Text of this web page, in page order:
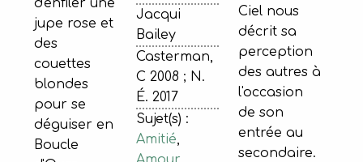
Jacqui
Bailey
Casterman,
C 2008 ; N.
É. 2017
Sujet(s) :
Amitié
d'enfiler une
jupe rose et
des
couettes
blondes
pour se
déguiser en
Boucle
Ciel nous
décrit sa
perception
des autres à
l'occasion
de son
entrée au
secondaire.